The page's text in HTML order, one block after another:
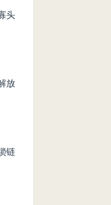
头
放
链